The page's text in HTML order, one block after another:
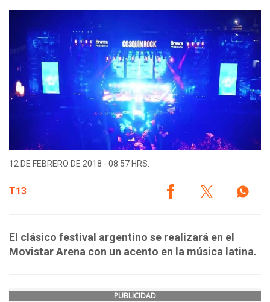
12 DE FEBRERO DE 2018 - 08:57 HRS.
T13
El clásico festival argentino se realizará en el
Movistar Arena con un acento en la música latina.
PUBLICIDAD